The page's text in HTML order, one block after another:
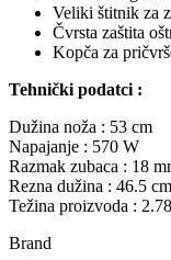
Veliki štitnik za
Čvrsta zaštita
Kopča za
Tehnički podatci :
Dužina noža : 53 cm
Napajanje : 570 W
Razmak zubaca : 18
Rezna dužina : 46.5 cm
Težina proizvoda :
Brand